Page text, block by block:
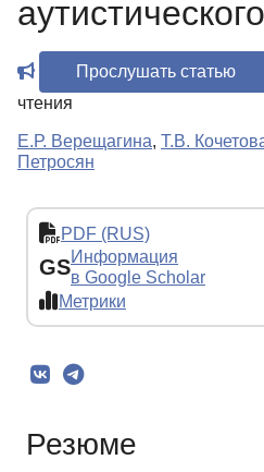
Прослушать статью
чтения
Е.Р. Верещагина, Т.В.
Петросян
PDF (RUS)
GSИнформация
в Google Scholar
Метрики
Резюме